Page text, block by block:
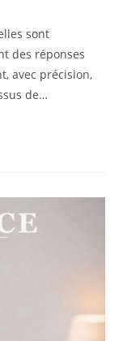
sont
des réponses
avec précision,
de…